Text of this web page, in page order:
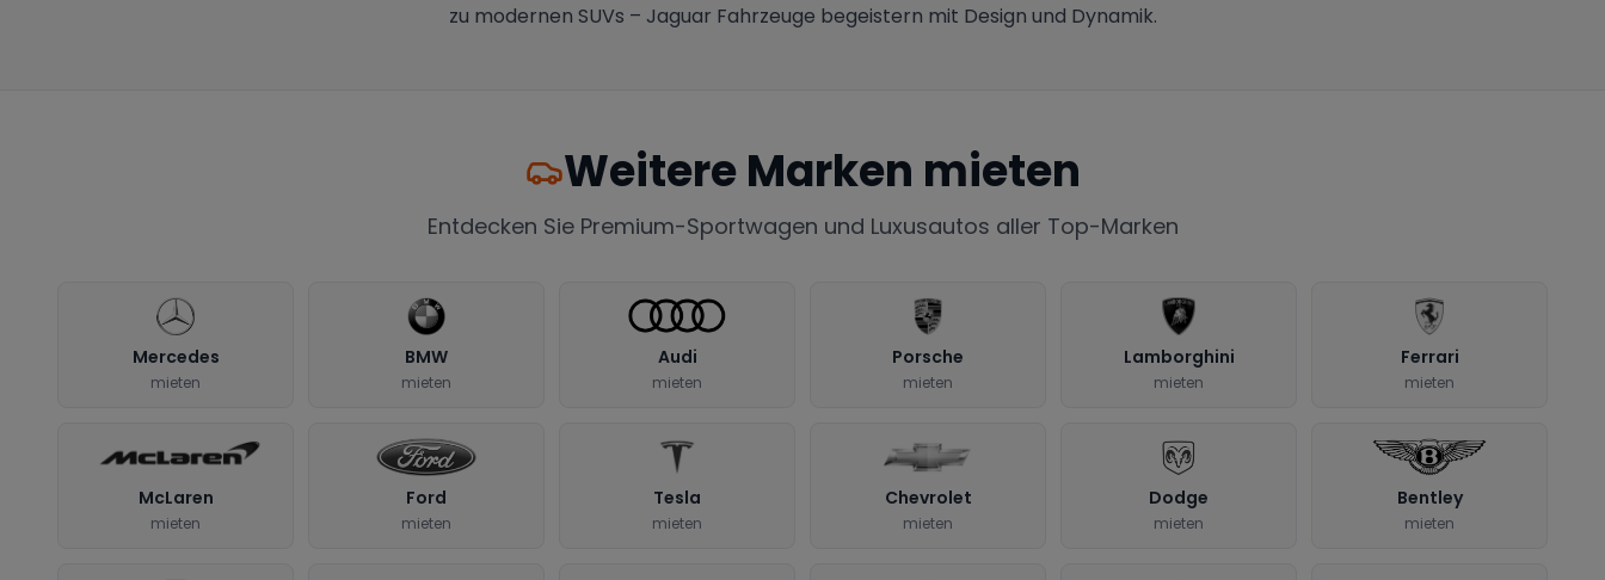
zu modernen SUVs – Jaguar Fahrzeuge begeistern mit Design und Dynamik.
Weitere Marken mieten
Entdecken Sie Premium-Sportwagen und Luxusautos aller Top-Marken
Mercedes
mieten
BMW
mieten
Audi
mieten
Porsche
mieten
Lamborghini
mieten
Ferrari
mieten
McLaren
mieten
Ford
mieten
Tesla
mieten
Chevrolet
mieten
Dodge
mieten
Bentley
mieten